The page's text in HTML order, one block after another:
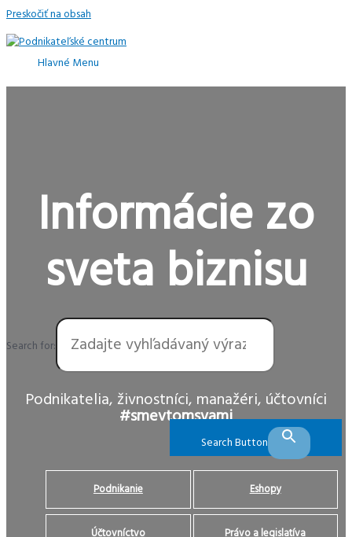
Preskočiť na obsah
Hlavné Menu
Informácie zo
sveta biznisu
Search for:
Search Button
Podnikatelia, živnostníci, manažéri, účtovníci
#smevtomsvami
Podnikanie Eshopy